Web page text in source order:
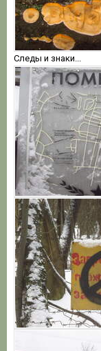
Следы и знаки...